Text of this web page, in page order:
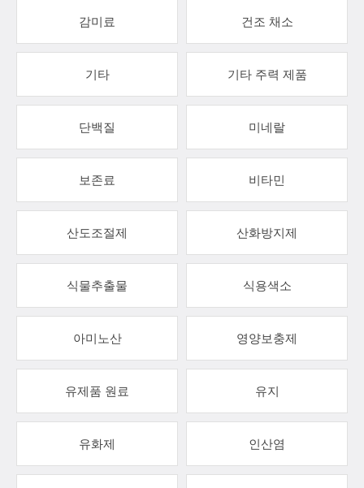
감미료 건조 채소
기타 기타 주력 제품
단백질 미네랄
보존료 비타민
산도조절제 산화방지제
식물추출물 식용색소
아미노산 영양보충제
유제품 원료 유지
유화제 인산염